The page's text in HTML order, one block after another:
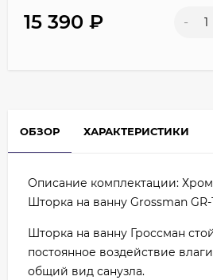
15 390 ₽ -
ОБЗОР ХАРАКТЕРИСТИКИ
Описание комплектации: Хром
Шторка на ванну Grossman
Шторка на ванну Гроссман
постоянное воздействие
общий вид санузла.